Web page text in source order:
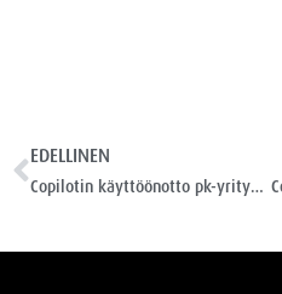
EDELLINEN
Copilotin käyttöönotto pk-yrityksessä – askelmerkit, lisenssit ja sudenkuopat